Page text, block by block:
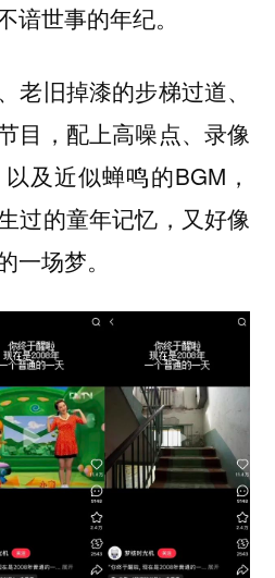
谙世事的年纪。
老旧掉漆的步梯过道、
目， 配上高噪点、录像
及近似蝉鸣的BGM，
过的童年记忆，又好像
一场梦。